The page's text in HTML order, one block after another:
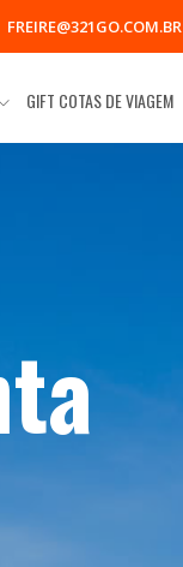
FREIRE@321GO.COM.BR
GIFT COTAS DE VIAGEM